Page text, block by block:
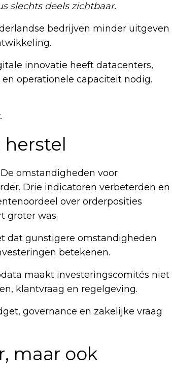
slechts deels zichtbaar.
bedrijven minder uitgeven
innovatie heeft datacenters,
operationele capaciteit nodig.
omstandigheden voor
Drie indicatoren verbeterden en
over orderposities
groter was.
dat gunstigere omstandigheden
betekenen.
maakt investeringscomités niet
klantvraag en regelgeving.
governance en zakelijke vraag
maar ook